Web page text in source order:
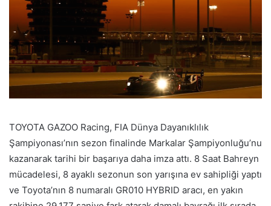
TOYOTA GAZOO Racing, FIA Dünya Dayanıklılık
Şampiyonası’nın sezon finalinde Markalar Şampiyonluğu’nu
kazanarak tarihi bir başarıya daha imza attı. 8 Saat Bahreyn
mücadelesi, 8 ayaklı sezonun son yarışına ev sahipliği yaptı
ve Toyota’nın 8 numaralı GR010 HYBRID aracı, en yakın